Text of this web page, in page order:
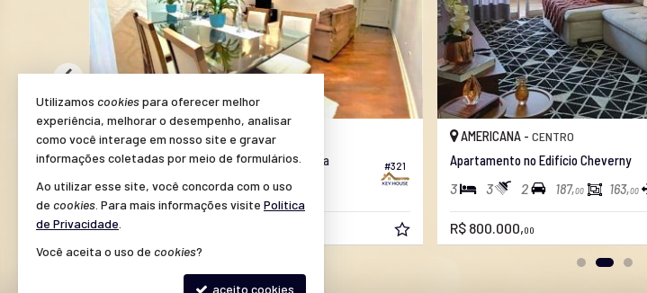
#201 #321
AMERICANA -JARDIM SÃO PAULO
Apartamento no Edifício Edíficio Dinamarca
3 2 2 127,00 100,00
R$ 550.000,
AMERICANA -CENTRO
Apartamento no Edifício Cheverny
3 3 2 187,00 163,00
R$ 800.000,00
Utilizamos cookiespara oferecer melhor
experiência, melhorar o desempenho, analisar
como você interage em nosso site e gravar
informações coletadas por meio de formulários.
Ao utilizar esse site, você concorda com o uso
de cookies . Para mais informações visite Política
de Privacidade
Você aceita o uso de cookies?
aceito cookies